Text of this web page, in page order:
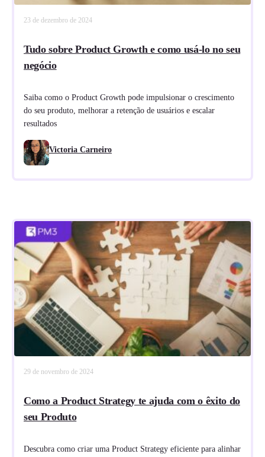
23 de dezembro de 2024
Tudo sobre Product Growth e como usá-lo no seu
negócio
Saiba como o Product Growth pode impulsionar o crescimento
do seu produto, melhorar a retenção de usuários e escalar
resultados
Victoria Carneiro
29 de novembro de 2024
Como a Product Strategy te ajuda com o êxito do
seu Produto
Descubra como criar uma Product Strategy eficiente para alinhar